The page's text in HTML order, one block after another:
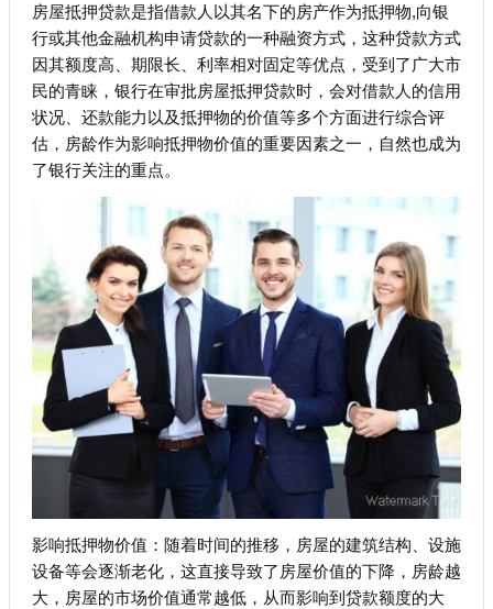
房屋抵押贷款是指借款人以其名下的房产作为抵押物,向银
行或其他金融机构申请贷款的一种融资方式，这种贷款方式
因其额度高、期限长、利率相对固定等优点，受到了广大市
民的青睐，银行在审批房屋抵押贷款时，会对借款人的信用
状况、还款能力以及抵押物的价值等多个方面进行综合评
估，房龄作为影响抵押物价值的重要因素之一，自然也成为
了银行关注的重点。
影响抵押物价值：随着时间的推移，房屋的建筑结构、设施
设备等会逐渐老化，这直接导致了房屋价值的下降，房龄越
大，房屋的市场价值通常越低，从而影响到贷款额度的大